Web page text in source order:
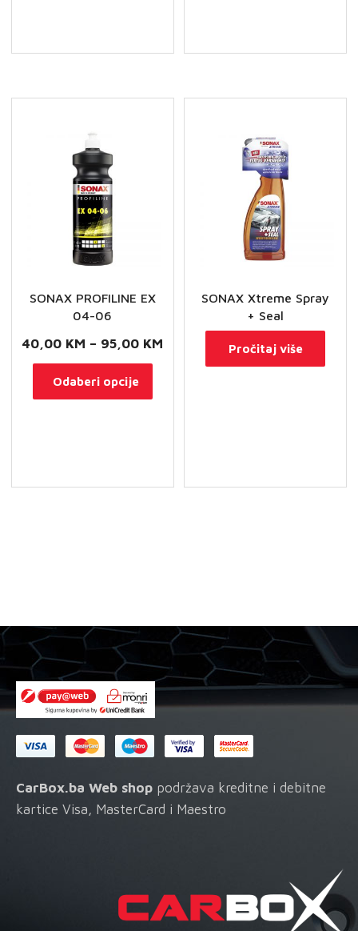
količina
količina
SONAX PROFILINE EX
04-06
40,00 KM – 95,00 KM
cijena:
Odaberi opcije
proizvod
stranici
proizvoda
SONAX Xtreme Spray
+ Seal
Pročitaj više
CarBox.ba Web shop podržava kreditne i debitne
kartice Visa, MasterCard i Maestro